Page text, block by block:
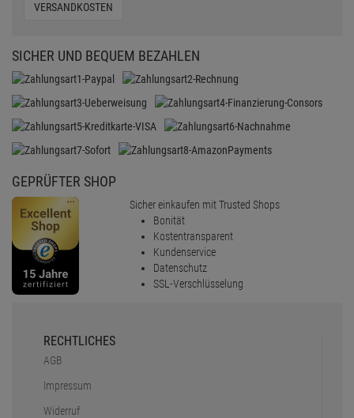
VERSANDKOSTEN
SICHER UND BEQUEM BEZAHLEN
GEPRÜFTER SHOP
Sicher einkaufen mit Trusted Shops
Bonität
Kostentransparent
Kundenservice
Datenschutz
SSL-Verschlüsselung
RECHTLICHES
AGB
Impressum
Widerruf